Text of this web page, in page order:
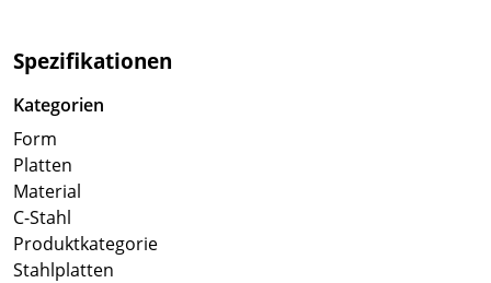
Spezifikationen
Kategorien
Form
Platten
Material
C-Stahl
Produktkategorie
Stahlplatten